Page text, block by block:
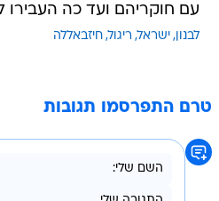
עם חוקריהם ועד כה העבירו
לבנון ישראל ריגול חיזבאללה
טרם התפרסמו תגובות